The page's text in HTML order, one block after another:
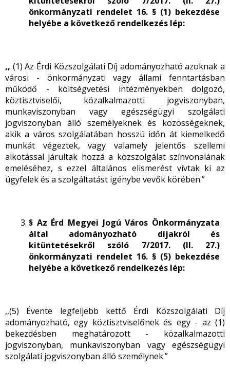
önkormányzati rendelet 16. § (1) bekezdése
helyébe a következő rendelkezés lép:
,, (1) Az Érdi Közszolgálati Díj adományozható azoknak a
városi - önkormányzati vagy állami fenntartásban
működő - költségvetési intézményekben dolgozó,
köztisztviselői, közalkalmazotti jogviszonyban,
munkaviszonyban vagy egészségügyi szolgálati
jogviszonyban álló személyeknek és közösségeknek,
akik a város szolgálatában hosszú időn át kiemelkedő
munkát végeztek, vagy valamely jelentős szellemi
alkotással járultak hozzá a közszolgálat színvonalának
emeléséhez, s ezzel általános elismerést vívtak ki az
ügyfelek és a szolgáltatást igénybe vevők körében.”
§ Az Érd Megyei Jogú Város Önkormányzata
által adományozható díjakról és
kitüntetésekről szóló 7/2017. (II. 27.)
önkormányzati rendelet 16. § (5) bekezdése
helyébe a következő rendelkezés lép:
,,(5) Évente legfeljebb kettő Érdi Közszolgálati Díj
adományozható, egy köztisztviselőnek és egy - az (1)
bekezdésben meghatározott - közalkalmazotti
jogviszonyban, munkaviszonyban vagy egészségügyi
szolgálati jogviszonyban álló személynek.”